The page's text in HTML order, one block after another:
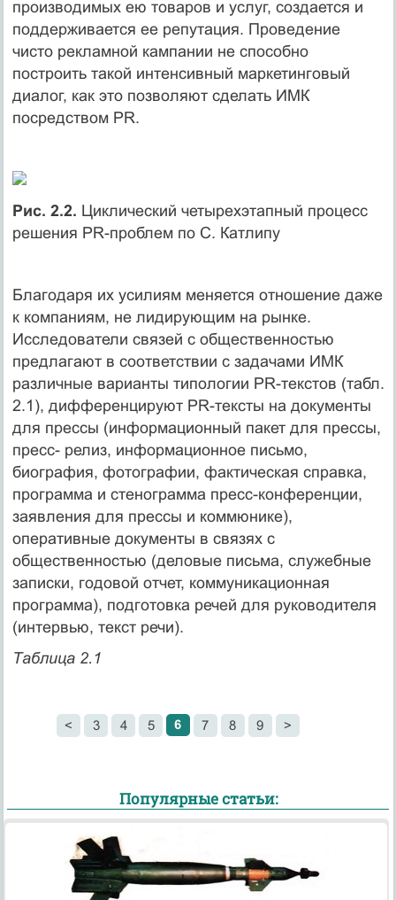
производимых ею товаров и услуг, создается и
поддерживается ее репутация. Проведение
чисто рекламной кампании не способно
построить такой интенсивный маркетинговый
диалог, как это позволяют сделать ИМК
посредством PR.
Рис. 2.2. Циклический четырехэтапный процесс
решения РR-проблем по С. Катлипу
Благодаря их усилиям меняется отношение даже
к компаниям, не лидирующим на рынке.
Исследователи связей с общественностью
предлагают в соответствии с задачами ИМК
различные варианты типологии PR-текстов (табл.
2.1), дифференцируют PR-тексты на документы
для прессы (информационный пакет для прессы,
пресс- релиз, информационное письмо,
биография, фотографии, фактическая справка,
программа и стенограмма пресс-конференции,
заявления для прессы и коммюнике),
оперативные документы в связях с
общественностью (деловые письма, служебные
записки, годовой отчет, коммуникационная
программа), подготовка речей для руководителя
(интервью, текст речи).
Таблица 2.1
< 3 4 5 6 7 8 9 >
Популярные статьи: